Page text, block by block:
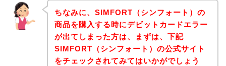
ちなみに、SIMFORT（シンフォート）の
商品を購入する時にデビットカードエラー
が出てしまった方は、まずは、下記
SIMFORT（シンフォート）の公式サイト
をチェックされてみてはいかがでしょう